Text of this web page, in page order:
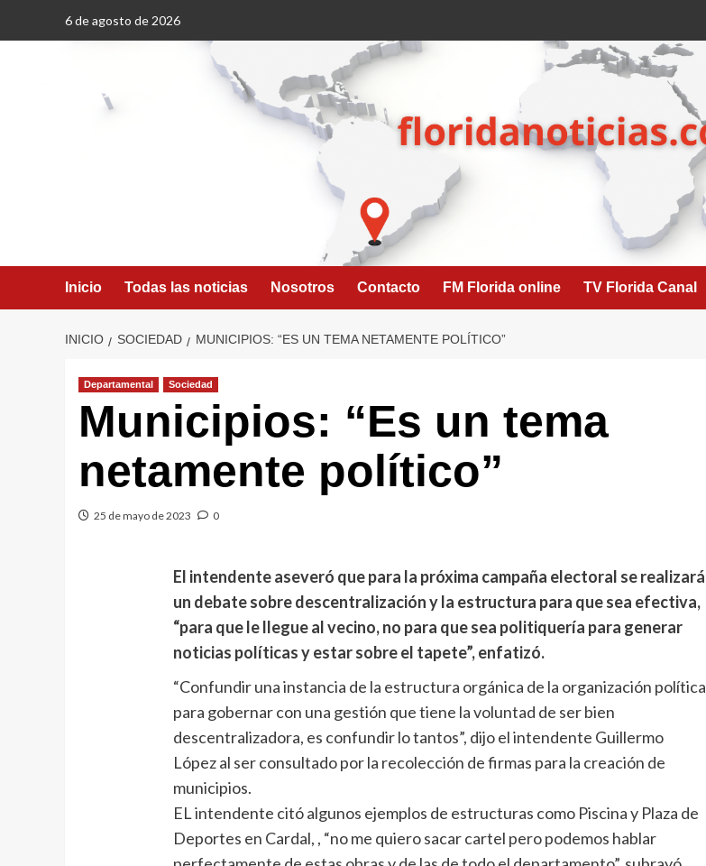
6 de agosto de 2026
Inicio Todas las noticias Nosotros Contacto FM Florida online TV Florida Canal
INICIO SOCIEDAD MUNICIPIOS: “ES UN TEMA NETAMENTE POLÍTICO”
Departamental Sociedad
Municipios: “Es un tema
netamente político”
25 de mayo de 2023 0
El intendente aseveró que para la próxima campaña electoral se realizará
un debate sobre descentralización y la estructura para que sea efectiva,
“para que le llegue al vecino, no para que sea politiquería para generar
noticias políticas y estar sobre el tapete”, enfatizó.
“Confundir una instancia de la estructura orgánica de la organización política
para gobernar con una gestión que tiene la voluntad de ser bien
descentralizadora, es confundir lo tantos”, dijo el intendente Guillermo
López al ser consultado por la recolección de firmas para la creación de
municipios.
EL intendente citó algunos ejemplos de estructuras como Piscina y Plaza de
Deportes en Cardal, , “no me quiero sacar cartel pero podemos hablar